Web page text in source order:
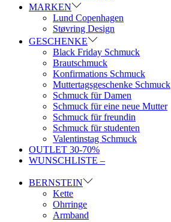
MARKEN
Lund Copenhagen
Støvring Design
GESCHENKE
Black Friday Schmuck
Brautschmuck
Konfirmations Schmuck
Muttertagsgeschenke Schmuck
Schmuck für Damen
Schmuck für eine neue Mutter
Schmuck für freundin
Schmuck für studenten
Valentinstag Schmuck
OUTLET 30-70%
WUNSCHLISTE –
BERNSTEIN
Kette
Ohrringe
Armband